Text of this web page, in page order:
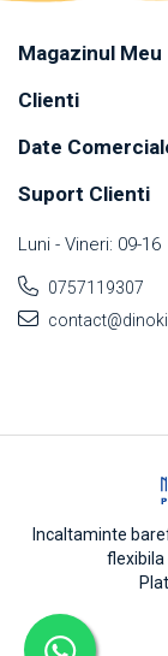
Magazinul Meu
Clienti
Date
Suport Clienti
Luni - Vineri: 09-16
0757119307
Incaltaminte
flexibila